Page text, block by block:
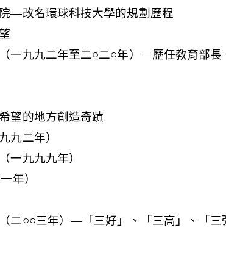
—改名環球科技大學的規劃歷程
九九二年至二○二○年）—歷任教育部長
望的地方創造奇蹟
九二年）
一九九九年）
年）
○○三年）—「三好」、「三高」、「三